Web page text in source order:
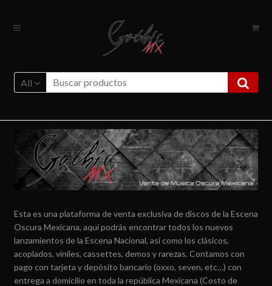
Ir
Ir
All
Esta es una plataforma de venta exclusiva de discos de la Escena
Oscura Mexicana, aquí podrás encontrar todos los nuevos
lanzamientos de la Escena Nacional, así como los clásicos,
acoplados, viniles, cassettes, demos y rarezas. Contamos con
pago con tarjeta y depósito bancario (oxxo, seven, etc…) con
entrega a domicilio en toda la república Mexicana (Costo de